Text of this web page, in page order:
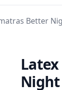
Better
Night